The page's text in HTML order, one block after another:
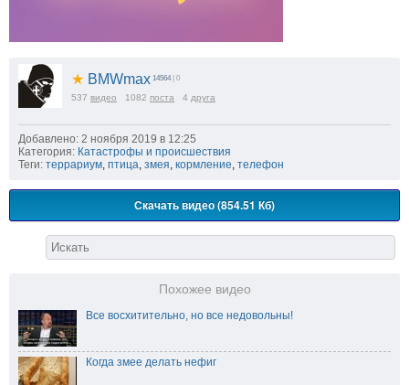
★ BMWmax 14564 | 0
537 видео 1082 поста 4 друга
Добавлено: 2 ноября 2019 в 12:25
Категория: Катастрофы и происшествия
Теги: террариум птица змея кормление телефон
Скачать видео (854.51 Кб)
Похожее видео
Все восхитительно, но все недовольны!
Когда змее делать нефиг